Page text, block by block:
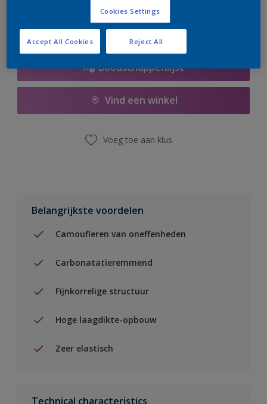
Boodschappenlijst
Vind een winkel
Voeg toe aan klus
Belangrijkste voordelen
Camoufleren van oneffenheden
Carbonatatieremmend
Fijnkorrelige structuur
Hoge laagdikte-opbouw
Zeer elastisch
Technical characteristics
Cookies Settings
Reject All
Accept All Cookies